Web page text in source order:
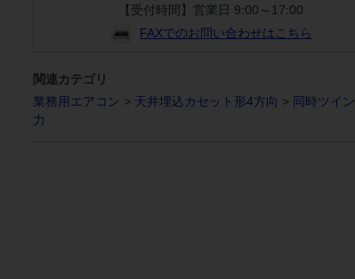
【受付時間】営業日 9:00～17:00
FAXでのお問い合わせはこちら
関連カテゴリ
業務用エアコン > 天井埋込カセット形4方向 > 同時ツイン
力